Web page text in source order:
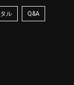
ル Q&A